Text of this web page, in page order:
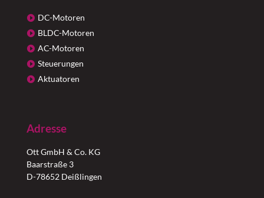
DC-Motoren
BLDC-Motoren
AC-Motoren
Steuerungen
Aktuatoren
Adresse
Ott GmbH & Co. KG
Baarstraße 3
D-78652 Deißlingen